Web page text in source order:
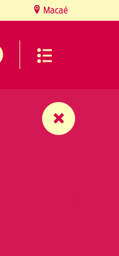
Macaé